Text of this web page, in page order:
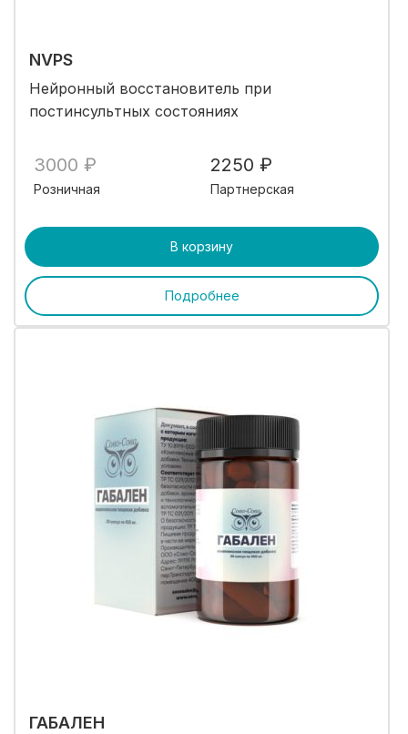
NVPS
Нейронный восстановитель при
постинсультных состояниях
3000 ₽
Розничная
2250 ₽
Партнерская
В корзину
Подробнее
ГАБАЛЕН